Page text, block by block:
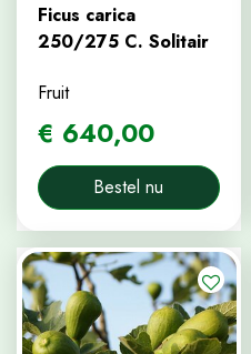
Ficus carica
250/275 C. Solitair
Fruit
€ 640,00
Bestel nu